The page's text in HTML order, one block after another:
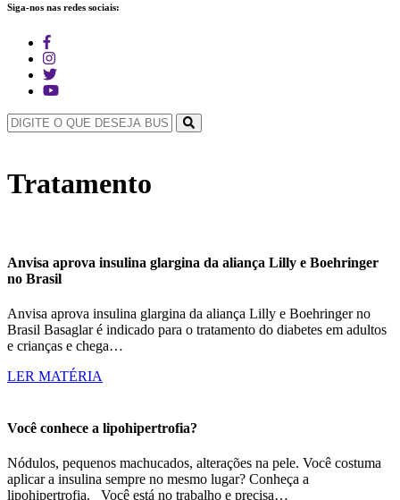
Siga-nos nas redes sociais:
Tratamento
Anvisa aprova insulina glargina da aliança Lilly e Boehringer
no Brasil
Anvisa aprova insulina glargina da aliança Lilly e Boehringer no
Brasil Basaglar é indicado para o tratamento do diabetes em adultos
e crianças e chega…
LER MATÉRIA
Você conhece a lipohipertrofia?
Nódulos, pequenos machucados, alterações na pele. Você costuma
aplicar a insulina sempre no mesmo lugar? Conheça a
lipohipertrofia. Você está no trabalho e precisa…